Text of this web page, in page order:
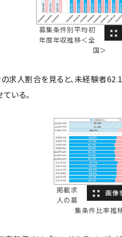
募集条件別平均初
年度年収推移＜全
国＞
求人割合を見ると、未経験者
いる。
掲載求
人の募
集条件比率推